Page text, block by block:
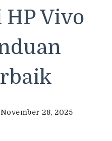
HP Vivo
November 28, 2025